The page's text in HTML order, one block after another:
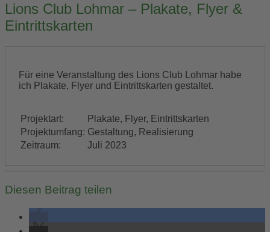
Lions Club Lohmar – Plakate, Flyer &
Eintrittskarten
Für eine Veranstaltung des Lions Club Lohmar habe
ich Plakate, Flyer und Eintrittskarten gestaltet.
Projektart:
Plakate, Flyer, Eintrittskarten
Projektumfang: Gestaltung, Realisierung
Zeitraum:
Juli 2023
Diesen Beitrag teilen